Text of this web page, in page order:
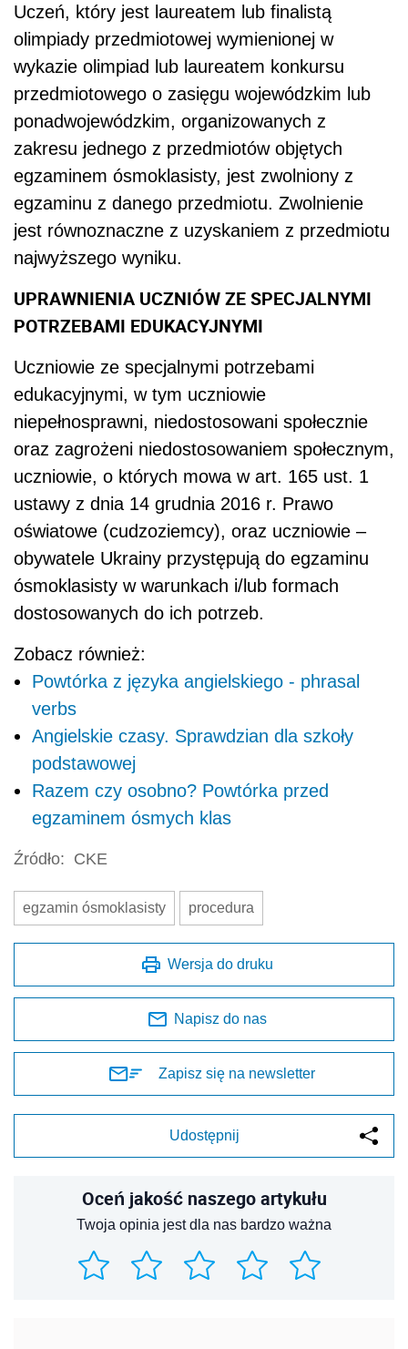
Uczeń, który jest laureatem lub finalistą
olimpiady przedmiotowej wymienionej w
wykazie olimpiad lub laureatem konkursu
‎przedmiotowego o zasięgu wojewódzkim lub
ponadwojewódzkim, organizowanych ‎z
zakresu jednego z przedmiotów objętych
egzaminem ósmoklasisty, jest zwolniony ‎z
egzaminu z danego przedmiotu. Zwolnienie
jest równoznaczne z uzyskaniem ‎z przedmiotu
najwyższego wyniku.‎
‎UPRAWNIENIA UCZNIÓW ZE SPECJALNYMI
POTRZEBAMI EDUKACYJNYMI
Uczniowie ze specjalnymi potrzebami
edukacyjnymi, w tym uczniowie
niepełnosprawni, ‎niedostosowani społecznie
oraz zagrożeni niedostosowaniem społecznym,
uczniowie, o których mowa w art. 165 ust. 1
ustawy z dnia 14 grudnia 2016 r. Prawo
oświatowe (cudzoziemcy), oraz uczniowie –
obywatele Ukrainy przystępują do ‎egzaminu
ósmoklasisty w warunkach i/lub formach
dostosowanych do ich potrzeb.
Zobacz również:
Powtórka z języka angielskiego - phrasal
verbs
Angielskie czasy. Sprawdzian dla szkoły
podstawowej
Razem czy osobno? Powtórka przed
egzaminem ósmych klas
Źródło: CKE
egzamin ósmoklasisty procedura
Wersja do druku
Napisz do nas
Zapisz się na newsletter
Udostępnij
Oceń jakość naszego artykułu
Twoja opinia jest dla nas bardzo ważna